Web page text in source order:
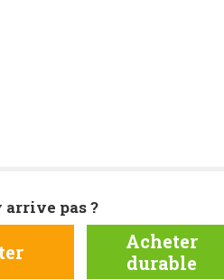
arrive pas ?
Acheter
durable